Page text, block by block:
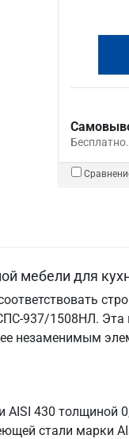
Бесплатно.
мебели для
937/1508НЛ. Эта
ее незаменимым
AISI 430
стали марки